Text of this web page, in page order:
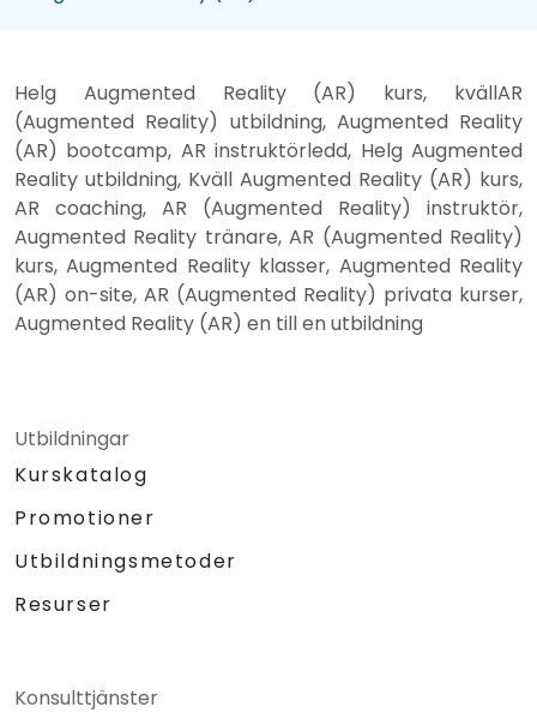
Helg Augmented Reality (AR) kurs, kvällAR
(Augmented Reality) utbildning, Augmented Reality
(AR) bootcamp, AR instruktörledd, Helg Augmented
Reality utbildning, Kväll Augmented Reality (AR) kurs,
AR coaching, AR (Augmented Reality) instruktör,
Augmented Reality tränare, AR (Augmented Reality)
kurs, Augmented Reality klasser, Augmented Reality
(AR) on-site, AR (Augmented Reality) privata kurser,
Augmented Reality (AR) en till en utbildning
Utbildningar
Kurskatalog
Promotioner
Utbildningsmetoder
Resurser
Konsulttjänster